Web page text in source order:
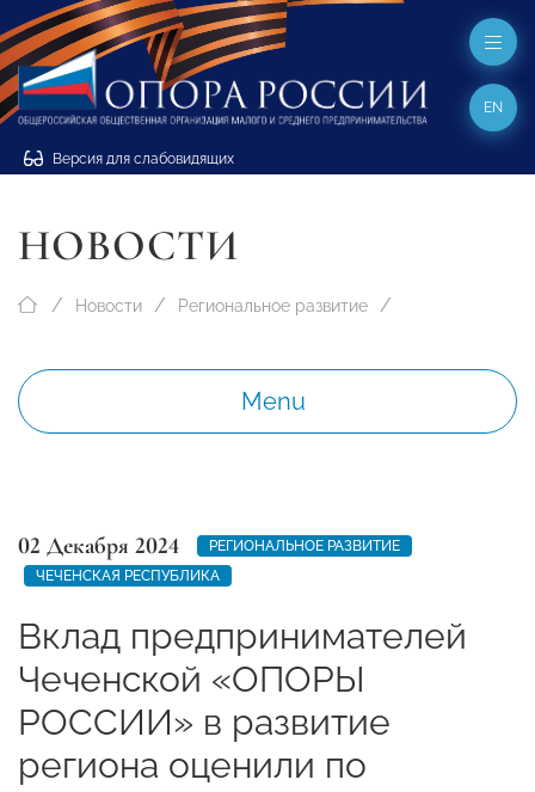
Версия для слабовидящих
EN
НОВОСТИ
Новости Региональное развитие
Menu
02 Декабря 2024
РЕГИОНАЛЬНОЕ РАЗВИТИЕ
ЧЕЧЕНСКАЯ РЕСПУБЛИКА
Вклад предпринимателей
Чеченской «ОПОРЫ
РОССИИ» в развитие
региона оценили по